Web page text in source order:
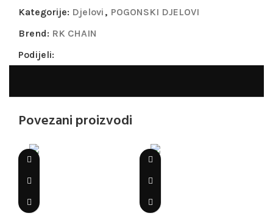
Kategorije: Djelovi , POGONSKI DJELOVI
Brend: RK CHAIN
Podijeli:
Povezani proizvodi